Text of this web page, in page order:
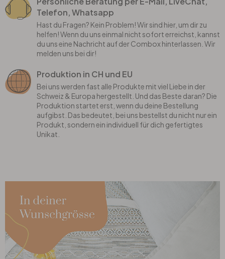
Telefon, Whatsapp
Hast du Fragen? Kein Problem! Wir sind hier, um dir zu
helfen! Wenn du uns einmal nicht sofort erreichst, kannst
du uns eine Nachricht auf der Combox hinterlassen. Wir
melden uns bei dir!
Produktion in CH und EU
Bei uns werden fast alle Produkte mit viel Liebe in der
Schweiz & Europa hergestellt. Und das Beste daran? Die
Produktion startet erst, wenn du deine Bestellung
aufgibst. Das bedeutet, bei uns bestellst du nicht nur ein
Produkt, sondern ein individuell für dich gefertigtes
Unikat.